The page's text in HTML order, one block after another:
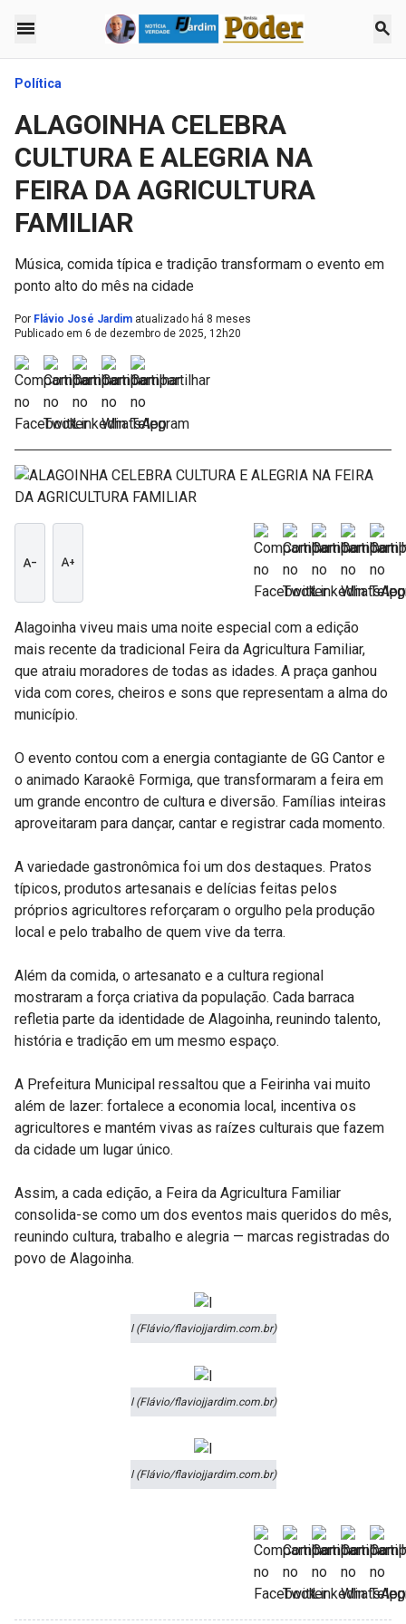
menu search
Política
ALAGOINHA CELEBRA
CULTURA E ALEGRIA NA
FEIRA DA AGRICULTURA
FAMILIAR
Música, comida típica e tradição transformam o evento em
ponto alto do mês na cidade
Por Flávio José Jardim atualizado há 8 meses
Publicado em 6 de dezembro de 2025, 12h20
text_decrease text_increase
Alagoinha viveu mais uma noite especial com a edição
mais recente da tradicional Feira da Agricultura Familiar,
que atraiu moradores de todas as idades. A praça ganhou
vida com cores, cheiros e sons que representam a alma do
município.
O evento contou com a energia contagiante de GG Cantor e
o animado Karaokê Formiga, que transformaram a feira em
um grande encontro de cultura e diversão. Famílias inteiras
aproveitaram para dançar, cantar e registrar cada momento.
A variedade gastronômica foi um dos destaques. Pratos
típicos, produtos artesanais e delícias feitas pelos
próprios agricultores reforçaram o orgulho pela produção
local e pelo trabalho de quem vive da terra.
Além da comida, o artesanato e a cultura regional
mostraram a força criativa da população. Cada barraca
refletia parte da identidade de Alagoinha, reunindo talento,
história e tradição em um mesmo espaço.
A Prefeitura Municipal ressaltou que a Feirinha vai muito
além de lazer: fortalece a economia local, incentiva os
agricultores e mantém vivas as raízes culturais que fazem
da cidade um lugar único.
Assim, a cada edição, a Feira da Agricultura Familiar
consolida-se como um dos eventos mais queridos do mês,
reunindo cultura, trabalho e alegria — marcas registradas do
povo de Alagoinha.
l (Flávio/flaviojjardim.com.br)
l (Flávio/flaviojjardim.com.br)
l (Flávio/flaviojjardim.com.br)